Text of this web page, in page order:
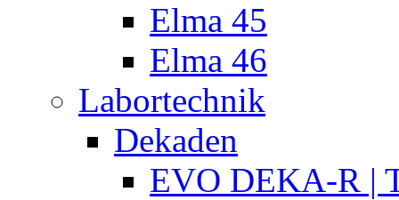
Elma 45
Elma 46
Labortechnik
Dekaden
EVO DEKA-R |